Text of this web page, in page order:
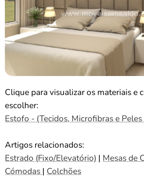
Clique para visualizar os materiais e
escolher:
Estofo - (Tecidos, Microfibras e
Artigos relacionados:
Estrado (Fixo/Elevatório) | Mesas de
Cómodas | Colchões